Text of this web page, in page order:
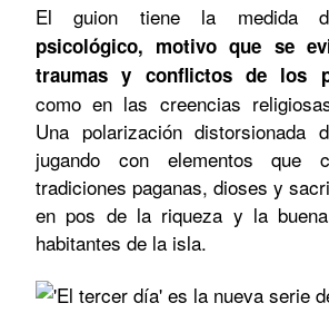
El guion tiene la medida
psicológico, motivo que se
traumas y conflictos de los
como en las creencias
Una polarización distorsionada
jugando con elementos que
tradiciones paganas, dioses y
en pos de la riqueza y la
habitantes de la isla.